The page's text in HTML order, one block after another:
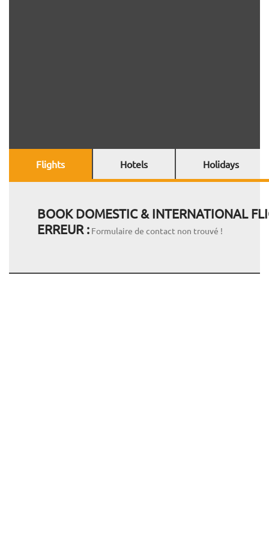
Flights Hotels Holidays
BOOK DOMESTIC & INTERNATIONAL
ERREUR :Formulaire de contact non trouvé !